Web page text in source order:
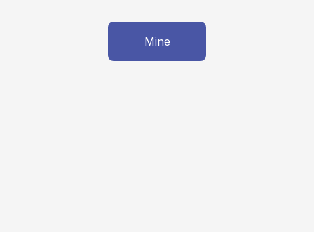
Mine